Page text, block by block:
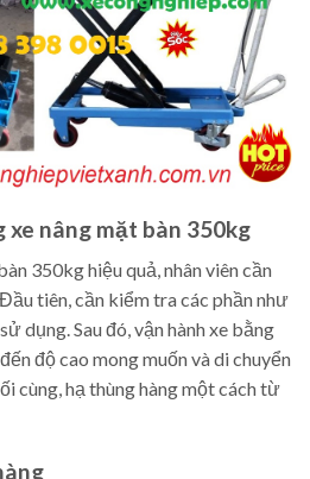
nâng mặt bàn 350kg
350kg hiệu quả, nhân viên cần
tiên, cần kiểm tra các phần như
dụng. Sau đó, vận hành xe bằng
độ cao mong muốn và di chuyển
cùng, hạ thùng hàng một cách từ